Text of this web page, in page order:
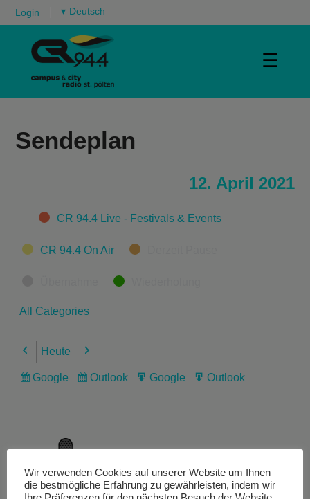
Login ▾
☰
Sendeplan
12. April 2021
CategoriesCR 94.4 Live - Festivals & Events
CR 94.4 On Air
All Categories
Previous
Heute Next
Subscribe
Google
Subscribe
Outlook
Export
Google
Export
Outlook
Livestream
Wir verwenden Cookies auf unserer Website um Ihnen
die bestmögliche Erfahrung zu gewährleisten, indem wir